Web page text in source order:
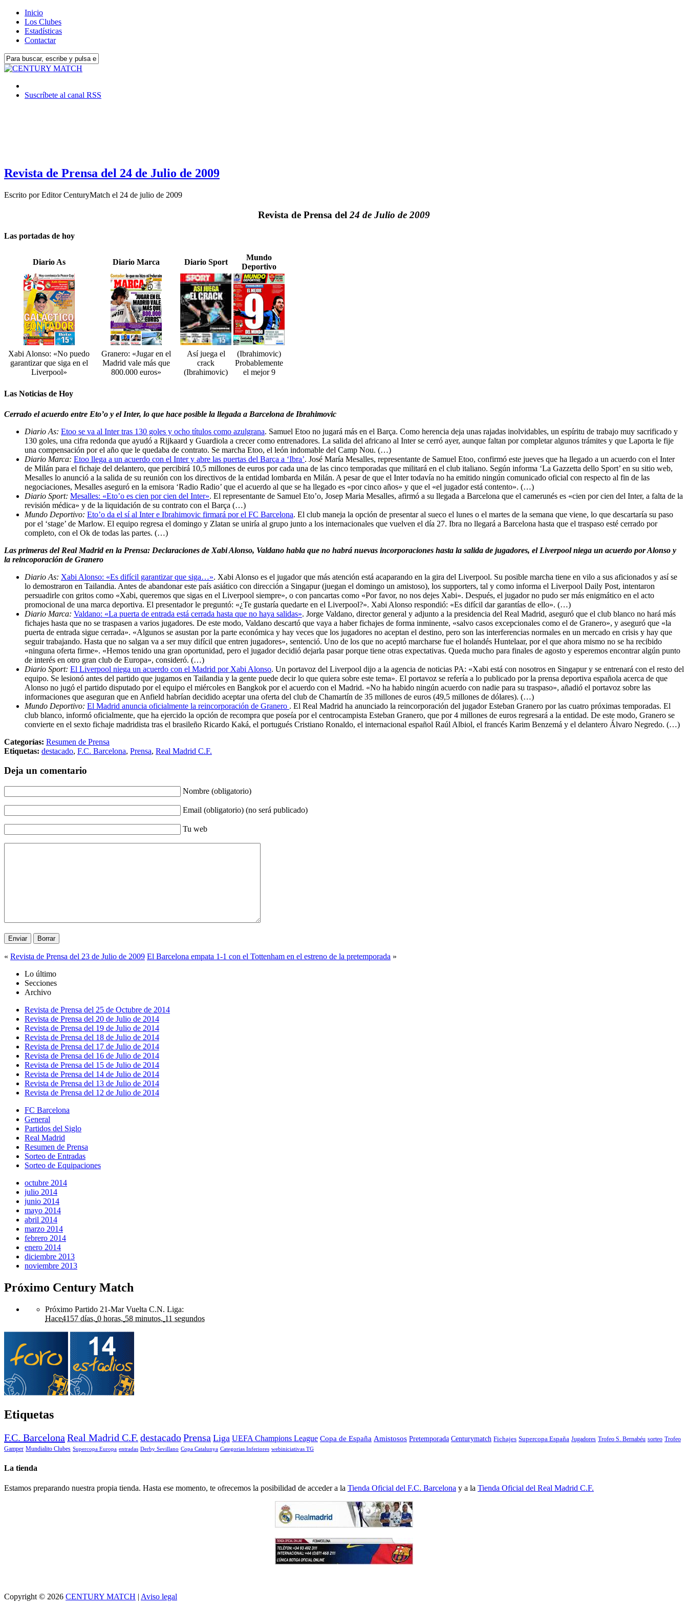
Inicio
Los Clubes
Estadísticas
Contactar
Suscríbete al canal RSS
Revista de Prensa del 24 de Julio de 2009
Escrito porEditor CenturyMatch el 24 de julio de 2009
Revista de Prensa del 24 de Julio de 2009
Las portadas de hoy
Diario As Diario Marca Diario Sport
Mundo
Deportivo
Xabi Alonso: «No puedo
garantizar que siga en el
Liverpool»
Granero: «Jugar en el
Madrid vale más que
800.000 euros»
Así juega el
crack
(Ibrahimovic)
(Ibrahimovic)
Probablemente
el mejor 9
Las Noticias de Hoy
Cerrado el acuerdo entre Eto’o y el Inter, lo que hace posible la llegada a Barcelona de Ibrahimovic
Diario As: Etoo se va al Inter tras 130 goles y ocho títulos como azulgrana. Samuel Etoo no jugará más en el Barça. Como herencia deja unas rajadas inolvidables, un espíritu de trabajo muy sacrificado y
130 goles, una cifra redonda que ayudó a Rijkaard y Guardiola a crecer como entrenadores. La salida del africano al Inter se cerró ayer, aunque faltan por completar algunos trámites y que Laporta le fije
una compensación por el año que le quedaba de contrato. Se marcha Etoo, el león indomable del Camp Nou. (…)
Diario Marca: Etoo llega a un acuerdo con el Inter y abre las puertas del Barça a ‘Ibra’. José María Mesalles, representante de Samuel Etoo, confirmó este jueves que ha llegado a un acuerdo con el Inter
de Milán para el fichaje del delantero, que percibirá 10,5 millones de euros por cada una de las cinco temporadas que militará en el club italiano. Según informa ‘La Gazzetta dello Sport’ en su sitio web,
Mesalles lo anunció a la salida de su reunión con los directivos de la entidad lombarda en Milán. A pesar de que el Inter todavía no ha emitido ningún comunicado oficial con respecto al fin de las
negociaciones, Mesalles aseguró en la emisora ‘Radio Radio’ que el acuerdo al que se ha llegado es «por cinco años» y que el «el jugador está contento». (…)
Diario Sport: Mesalles: «Eto’o es cien por cien del Inter». El representante de Samuel Eto’o, Josep Maria Mesalles, afirmó a su llegada a Barcelona que el camerunés es «cien por cien del Inter, a falta de la
revisión médica» y de la liquidación de su contrato con el Barça (…)
Mundo Deportivo: Eto’o da el sí al Inter e Ibrahimovic firmará por el FC Barcelona. El club maneja la opción de presentar al sueco el lunes o el martes de la semana que viene, lo que descartaría su paso
por el ‘stage’ de Marlow. El equipo regresa el domingo y Zlatan se uniría al grupo junto a los internacionales que vuelven el día 27. Ibra no llegará a Barcelona hasta que el traspaso esté cerrado por
completo, con el Ok de todas las partes. (…)
Las primeras del Real Madrid en la Prensa: Declaraciones de Xabi Alonso, Valdano habla que no habrá nuevas incorporaciones hasta la salida de jugadores, el Liverpool niega un acuerdo por Alonso y
la reincoporación de Granero
Diario As: Xabi Alonso: «Es difícil garantizar que siga…». Xabi Alonso es el jugador que más atención está acaparando en la gira del Liverpool. Su posible marcha tiene en vilo a sus aficionados y así se
lo demostraron en Tailandia. Antes de abandonar este país asiático con dirección a Singapur (juegan el domingo un amistoso), los supporters, tal y como informa el Liverpool Daily Post, intentaron
persuadirle con gritos como «Xabi, queremos que sigas en el Liverpool siempre», o con pancartas como «Por favor, no nos dejes Xabi». Después, el jugador no pudo ser más enigmático en el acto
promocional de una marca deportiva. El presentador le preguntó: «¿Te gustaría quedarte en el Liverpool?». Xabi Alonso respondió: «Es difícil dar garantías de ello». (…)
Diario Marca: Valdano: «La puerta de entrada está cerrada hasta que no haya salidas». Jorge Valdano, director general y adjunto a la presidencia del Real Madrid, aseguró que el club blanco no hará más
fichajes hasta que no se traspasen a varios jugadores. De este modo, Valdano descartó que vaya a haber fichajes de forma inminente, «salvo casos excepcionales como el de Granero», y aseguró que «la
puerta de entrada sigue cerrada». «Algunos se asustan por la parte económica y hay veces que los jugadores no aceptan el destino, pero son las interferencias normales en un mercado en crisis y hay que
seguir trabajando. Hasta que no salgan va a ser muy difícil que entren jugadores», sentenció. Uno de los que no aceptó marcharse fue el holandés Huntelaar, por el que ahora mismo no se ha recibido
«ninguna oferta firme». «Hemos tenido una gran oportunidad, pero el jugador decidió dejarla pasar porque tiene otras expectativas. Queda mucho para finales de agosto y esperemos encontrar algún punto
de interés en otro gran club de Europa», consideró. (…)
Diario Sport: El Liverpool niega un acuerdo con el Madrid por Xabi Alonso. Un portavoz del Liverpool dijo a la agencia de noticias PA: «Xabi está con nosotros en Singapur y se entrenará con el resto del
equipo. Se lesionó antes del partido que jugamos en Tailandia y la gente puede decir lo que quiera sobre este tema». El portavoz se refería a lo publicado por la prensa deportiva española acerca de que
Alonso no jugó el partido disputado por el equipo el miércoles en Bangkok por el acuerdo con el Madrid. «No ha habido ningún acuerdo con nadie para su traspaso», añadió el portavoz sobre las
informaciones que aseguran que en Anfield habrían decidido aceptar una oferta del club de Chamartín de 35 millones de euros (49,5 millones de dólares). (…)
Mundo Deportivo: El Madrid anuncia oficialmente la reincorporación de Granero . El Real Madrid ha anunciado la reincorporación del jugador Esteban Granero por las cuatro próximas temporadas. El
club blanco, informó oficialmente, que ha ejercido la opción de recompra que poseía por el centrocampista Esteban Granero, que por 4 millones de euros regresará a la entidad. De este modo, Granero se
convierte en el sexto fichaje madridista tras el brasileño Ricardo Kaká, el portugués Cristiano Ronaldo, el internacional español Raúl Albiol, el francés Karim Benzemá y el delantero Álvaro Negredo. (…)
Categorías: Resumen de Prensa
Etiquetas: destacado, F.C. Barcelona, Prensa, Real Madrid C.F.
Deja un comentario
Nombre (obligatorio)
Email (obligatorio) (no será publicado)
Tu web
« Revista de Prensa del 23 de Julio de 2009 El Barcelona empata 1-1 con el Tottenham en el estreno de la pretemporada »
Lo último
Secciones
Archivo
Revista de Prensa del 25 de Octubre de 2014
Revista de Prensa del 20 de Julio de 2014
Revista de Prensa del 19 de Julio de 2014
Revista de Prensa del 18 de Julio de 2014
Revista de Prensa del 17 de Julio de 2014
Revista de Prensa del 16 de Julio de 2014
Revista de Prensa del 15 de Julio de 2014
Revista de Prensa del 14 de Julio de 2014
Revista de Prensa del 13 de Julio de 2014
Revista de Prensa del 12 de Julio de 2014
FC Barcelona
General
Partidos del Siglo
Real Madrid
Resumen de Prensa
Sorteo de Entradas
Sorteo de Equipaciones
octubre 2014
julio 2014
junio 2014
mayo 2014
abril 2014
marzo 2014
febrero 2014
enero 2014
diciembre 2013
noviembre 2013
Próximo Century Match
Próximo Partido 21-Mar Vuelta C.N. Liga:
Hace4157 días, 0 horas, 58 minutos, 11 segundos
Etiquetas
F.C. Barcelona Real Madrid C.F. destacadoPrensa Liga UEFA Champions League Copa de España Amistosos Pretemporada Centurymatch Fichajes Supercopa España Jugadores Trofeo S. Bernabéu sorteo Trofeo
Gamper Mundialito Clubes Supercopa Europa entradas Derby Sevillano Copa Catalunya Categorias Inferiores webiniciativas TG
La tienda
Estamos preparando nuestra propia tienda. Hasta ese momento, te ofrecemos la posibilidad de acceder a la Tienda Oficial del F.C. Barcelona y a la Tienda Oficial del Real Madrid C.F.
Copyright © 2026 CENTURY MATCH | Aviso legal